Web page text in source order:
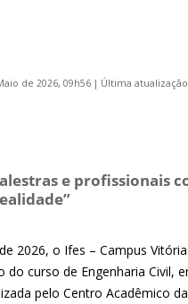
de 2026, 09h56 | Última
e profissionais
2026, o Ifes – Campus
do curso de Engenharia Civil,
pelo Centro Acadêmico